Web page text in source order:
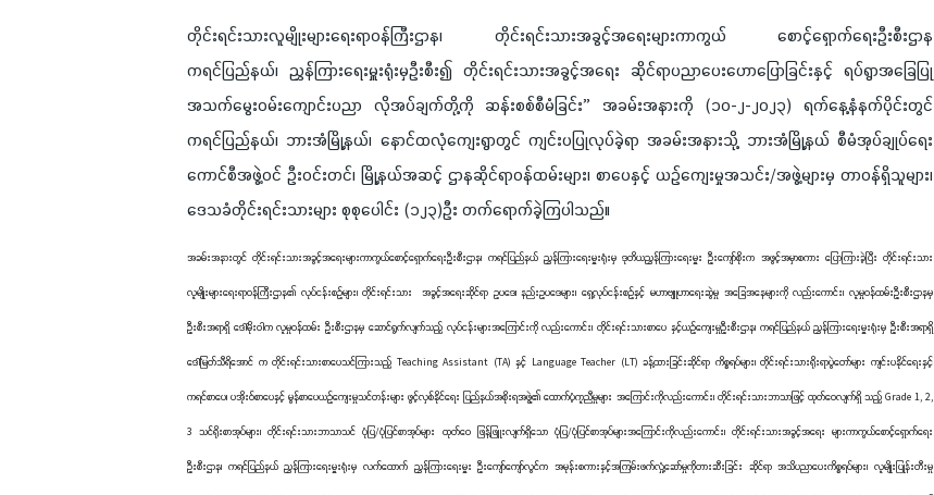
တိုင်းရင်းသားလူမျိုးများရေးရာဝန်ကြီးဌာန၊ တိုင်းရင်းသားအခွင့်အရေးများကာကွယ် စောင့်ရှောက်ရေးဦးစီးဌာန
ကရင်ပြည်နယ်၊ ညွှန်ကြားရေးမှူးရုံးမှဦးစီး၍ တိုင်းရင်းသားအခွင့်အရေး ဆိုင်ရာပညာပေးဟောပြောခြင်းနှင့် ရပ်ရွာအခြေပြု
အသက်မွေးဝမ်းကျောင်းပညာ လိုအပ်ချက်တို့ကို ဆန်းစစ်စီမံခြင်း” အခမ်းအနားကို (၁၀-၂-၂၀၂၃) ရက်နေ့နံနက်ပိုင်းတွင်
ကရင်ပြည်နယ်၊ ဘားအံမြို့နယ်၊ နောင်ထလုံကျေးရွာတွင် ကျင်းပပြုလုပ်ခဲ့ရာ အခမ်းအနားသို့ ဘားအံမြို့နယ် စီမံအုပ်ချုပ်ရေး
ကောင်စီအဖွဲ့ဝင် ဦးဝင်းတင်၊ မြို့နယ်အဆင့် ဌာနဆိုင်ရာဝန်ထမ်းများ၊ စာပေနှင့် ယဉ်ကျေးမှုအသင်း/အဖွဲ့များမှ တာဝန်ရှိသူများ၊
ဒေသခံတိုင်းရင်းသားများ စုစုပေါင်း (၁၂၃)ဦး တက်ရောက်ခဲ့ကြပါသည်။
အခမ်းအနားတွင် တိုင်းရင်းသားအခွင့်အရေးများကာကွယ်စောင့်ရှောက်ရေးဦးစီးဌာန၊ ကရင်ပြည်နယ် ညွှန်ကြားရေးမှူးရုံးမှ ဒုတိယညွှန်ကြားရေးမှူး ဦးကျော်စိုးက အဖွင့်အမှာစကား ပြောကြားခဲ့ပြီး တိုင်းရင်းသား
လူမျိုးများရေးရာဝန်ကြီးဌာန၏ လုပ်ငန်းစဉ်များ၊ တိုင်းရင်းသား အခွင့်အရေးဆိုင်ရာ ဥပဒေ၊ နည်းဥပဒေများ၊ ရှေ့လုပ်ငန်းစဉ်နှင့် မဟာဗျူဟာရေးဆွဲမှု အခြေအနေများကို လည်းကောင်း၊ လူမှုဝန်ထမ်းဦးစီးဌာနမှ
ဦးစီးအရာရှိ ဒေါ်မိုးဝါက လူမှုဝန်ထမ်း ဦးစီးဌာနမှ ဆောင်ရွက်လျက်သည့် လုပ်ငန်းများအကြောင်းကို လည်းကောင်း၊ တိုင်းရင်းသားစာပေ နှင့်ယဉ်ကျေးမှုဦးစီးဌာန၊ ကရင်ပြည်နယ် ညွှန်ကြားရေးမှူးရုံးမှ ဦးစီးအရာရှိ
ဒေါ်မြတ်သီရိအောင် က တိုင်းရင်းသားစာပေသင်ကြားသည့် Teaching Assistant (TA) နှင့် Language Teacher (LT) ခန့်ထားခြင်းဆိုင်ရာ ကိစ္စရပ်များ၊ တိုင်းရင်းသားရိုးရာပွဲတော်များ ကျင်းပနိုင်ရေးနှင့်
ကရင်စာပေ၊ ပအိုးဝ်စာပေနှင့် မွန်စာပေယဉ်ကျေးမှုသင်တန်းများ ဖွင့်လှစ်နိုင်ရေး ပြည်နယ်အစိုးရအဖွဲ့၏ ထောက်ပံ့ကူညီမှုများ အကြောင်းကိုလည်းကောင်း၊ တိုင်းရင်းသားဘာသာဖြင့် ထုတ်ဝေလျက်ရှိ သည့် Grade 1, 2,
3 သင်ရိုးစာအုပ်များ၊ တိုင်းရင်းသားဘာသာသင် ပုံပြ/ပုံပြင်စာအုပ်များ ထုတ်ဝေ ဖြန့်ဖြူးလျက်ရှိသော ပုံပြ/ပုံပြင်စာအုပ်များအကြောင်းကိုလည်းကောင်း၊ တိုင်းရင်းသားအခွင့်အရေး များကာကွယ်စောင့်ရှောက်ရေး
ဦးစီးဌာန၊ ကရင်ပြည်နယ် ညွှန်ကြားရေးမှူးရုံးမှ လက်ထောက် ညွှန်ကြားရေးမှူး ဦးကျော်ကျော်လွင်က အမုန်းစကားနှင့်အကြမ်းဖက်လှုံ့ဆော်မှုကိုတားဆီးခြင်း ဆိုင်ရာ အသိပညာပေးကိစ္စရပ်များ၊ လူမျိုးပြုန်းတီးမှု